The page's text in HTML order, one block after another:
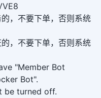
，不要下单，否则系统
，不要下单，否则系统
"Member Bot
Bot".
be turned off.